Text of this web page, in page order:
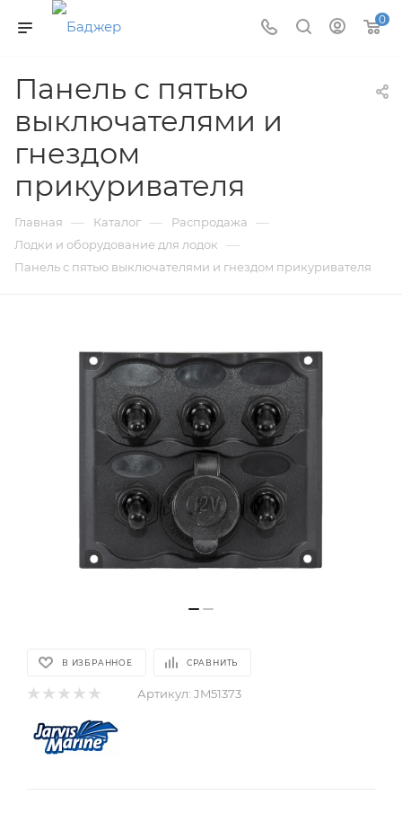
0
Панель с пятью
выключателями и
гнездом
прикуривателя
Главная — Каталог — Распродажа —
Лодки и оборудование для лодок —
Панель с пятью выключателями и гнездом прикуривателя
В ИЗБРАННОЕ СРАВНИТЬ
Артикул: JM51373